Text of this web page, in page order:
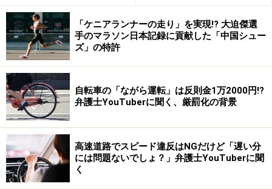
づけられている。子どもが日常的に交通ルールを意識で
きるよう、周囲の大人が家庭や学校で繰り返し伝えるこ
とこそ、事故防止につながるのではないだろうか。
【交通指導課】
自転車も必ず一時停止
運転免許を持つ皆さんには当たり前のことで
も、運転免許を持たないお子さんは知らないこ
とかもしれません。
「ケニアランナーの走り」を実現!? 大迫傑選
手のマラソン日本記録に貢献した「中国シュー
ズ」の特許
自転車の「ながら運転」は反則金1万2000円!?
弁護士YouTuberに聞く、厳罰化の背景
高速道路でスピード違反はNGだけど「遅い分
には問題ないでしょ？」弁護士YouTuberに聞
く